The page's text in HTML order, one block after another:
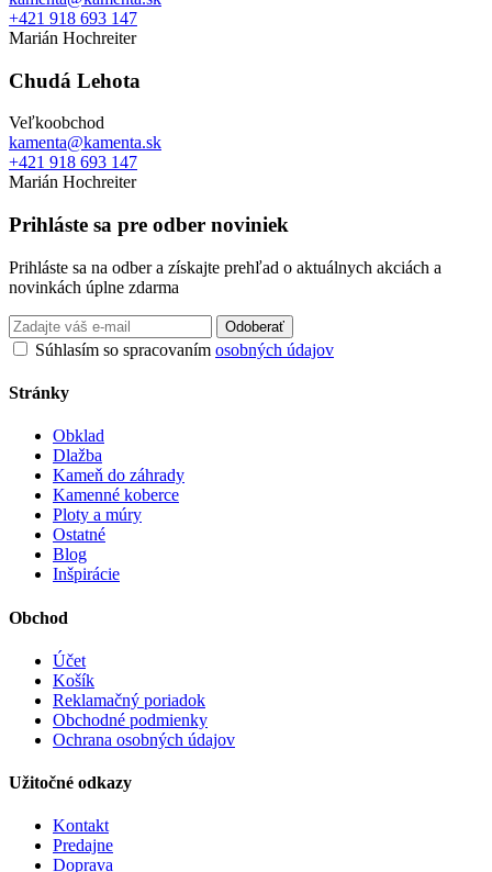
+421 918 693 147
Marián Hochreiter
Chudá Lehota
Veľkoobchod
kamenta@kamenta.sk
+421 918 693 147
Marián Hochreiter
Prihláste sa pre odber noviniek
Prihláste sa na odber a získajte prehľad o aktuálnych akciách a
novinkách úplne zdarma
Odoberať
Súhlasím so spracovaním osobných údajov
Stránky
Obklad
Dlažba
Kameň do záhrady
Kamenné koberce
Ploty a múry
Ostatné
Blog
Inšpirácie
Obchod
Účet
Košík
Reklamačný poriadok
Obchodné podmienky
Ochrana osobných údajov
Užitočné odkazy
Kontakt
Predajne
Doprava